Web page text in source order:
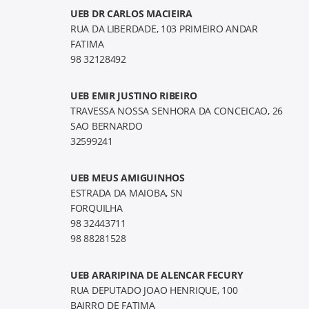
UEB DR CARLOS MACIEIRA
RUA DA LIBERDADE, 103 PRIMEIRO ANDAR
FATIMA
98 32128492
UEB EMIR JUSTINO RIBEIRO
TRAVESSA NOSSA SENHORA DA CONCEICAO, 26
SAO BERNARDO
32599241
UEB MEUS AMIGUINHOS
ESTRADA DA MAIOBA, SN
FORQUILHA
98 32443711
98 88281528
UEB ARARIPINA DE ALENCAR FECURY
RUA DEPUTADO JOAO HENRIQUE, 100
BAIRRO DE FATIMA